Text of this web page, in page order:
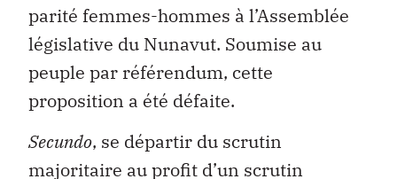
parité femmes-hommes à l’Assemblée
législative du Nunavut. Soumise au
peuple par référendum, cette
proposition a été défaite.
Secundo, se départir du scrutin
majoritaire au profit d’un scrutin